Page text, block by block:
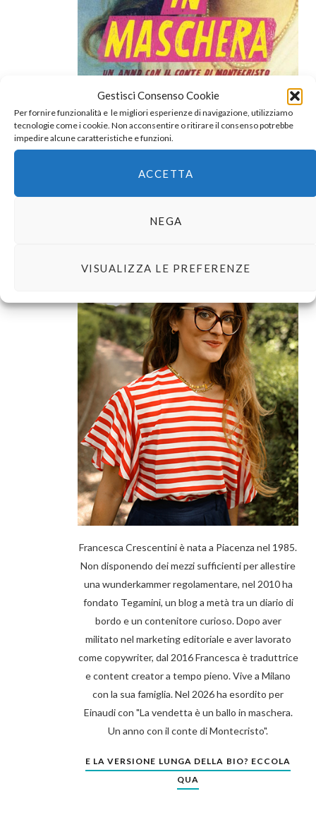
Gestisci Consenso Cookie
Per fornire funzionalità e le migliori esperienze di navigazione, utilizziamo
tecnologie come i cookie. Non acconsentire o ritirare il consenso potrebbe
impedire alcune caratteristiche e funzioni.
ACCETTA
NEGA
VISUALIZZA LE PREFERENZE
About
Francesca Crescentini è nata a Piacenza nel 1985.
Non disponendo dei mezzi sufficienti per allestire
una wunderkammer regolamentare, nel 2010 ha
fondato Tegamini, un blog a metà tra un diario di
bordo e un contenitore curioso. Dopo aver
militato nel marketing editoriale e aver lavorato
come copywriter, dal 2016 Francesca è traduttrice
e content creator a tempo pieno. Vive a Milano
con la sua famiglia. Nel 2026 ha esordito per
Einaudi con "La vendetta è un ballo in maschera.
Un anno con il conte di Montecristo".
E LA VERSIONE LUNGA DELLA BIO? ECCOLA
QUA